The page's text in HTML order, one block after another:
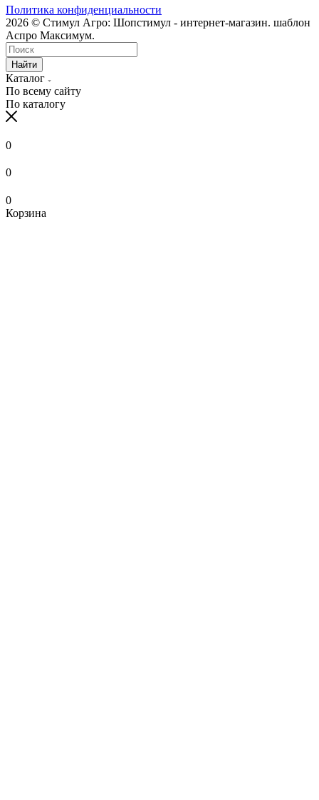
Политика конфиденциальности
2026 © Стимул Агро: Шопстимул - интернет-магазин. шаблон
Аспро Максимум.
Найти
Каталог
По всему сайту
По каталогу
0
0
0
Корзина